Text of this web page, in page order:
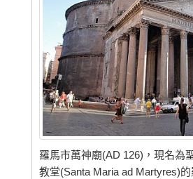
羅馬市萬神廟(AD 126)，現名為
教堂(Santa Maria ad Martyres)